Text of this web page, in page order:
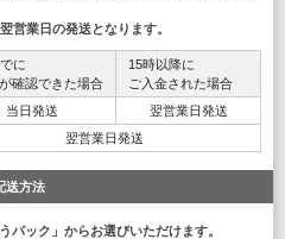
営業日の発送となります。
に
確認できた場合
15時以降に
ご入金された場合
当日発送
翌営業日発送
翌営業日発送
送方法
パック」からお選びいただけます。